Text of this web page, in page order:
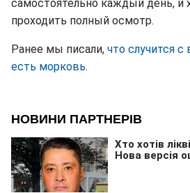
самостоятельно каждый день, и
проходить полный осмотр.
Ранее мы писали, что случится с
есть морковь.